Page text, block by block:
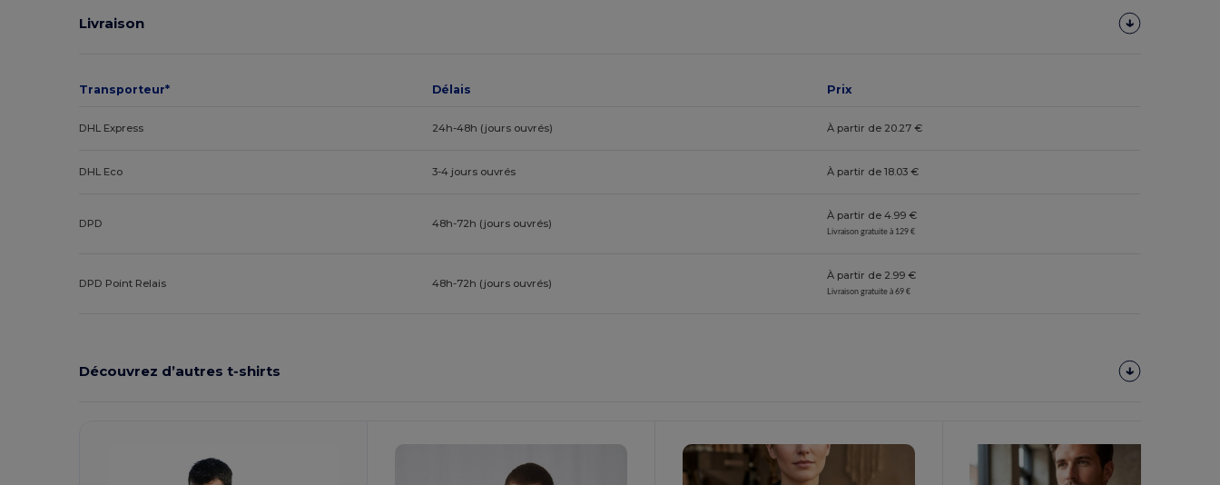
Livraison
Transporteur* Délais Prix
DHL Express 24h-48h (jours ouvrés) À partir de 20.27 €
DHL Eco 3-4 jours ouvrés À partir de 18.03 €
DPD 48h-72h (jours ouvrés)
À partir de 4.99 €
Livraison gratuite à 129 €
DPD Point Relais 48h-72h (jours ouvrés)
À partir de 2.99 €
Livraison gratuite à 69 €
Découvrez d’autres t‑shirts
Personnalisez-